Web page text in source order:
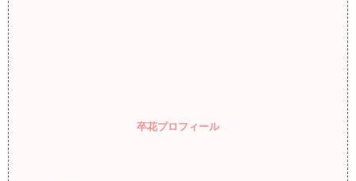
卒花プロフィール